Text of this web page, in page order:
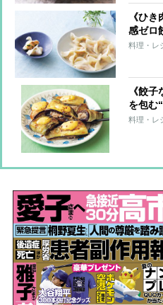
《ひ
感ゼロ
で大満
料理・レ
《餃
を包む
料理・レ